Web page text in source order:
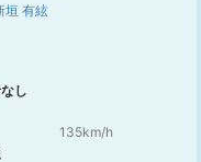
垣 有絃
し
135km/h